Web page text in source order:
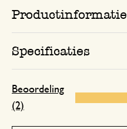
Productinformatie
Specificaties
Beoordeling
(2)